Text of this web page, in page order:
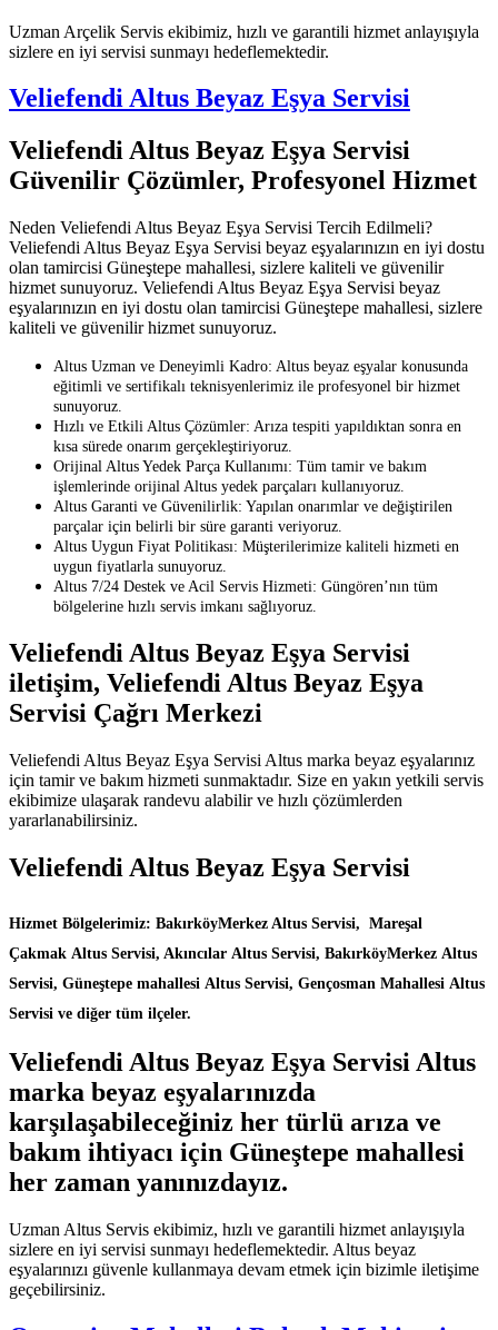
Uzman Arçelik Servis ekibimiz, hızlı ve garantili hizmet anlayışıyla
sizlere en iyi servisi sunmayı hedeflemektedir.
Veliefendi Altus Beyaz Eşya Servisi
Veliefendi Altus Beyaz Eşya Servisi
Güvenilir Çözümler, Profesyonel Hizmet
Neden Veliefendi Altus Beyaz Eşya Servisi Tercih Edilmeli?
Veliefendi Altus Beyaz Eşya Servisi beyaz eşyalarınızın en iyi dostu
olan tamircisi Güneştepe mahallesi, sizlere kaliteli ve güvenilir
hizmet sunuyoruz. Veliefendi Altus Beyaz Eşya Servisi beyaz
eşyalarınızın en iyi dostu olan tamircisi Güneştepe mahallesi, sizlere
kaliteli ve güvenilir hizmet sunuyoruz.
Altus Uzman ve Deneyimli Kadro: Altus beyaz eşyalar konusunda
eğitimli ve sertifikalı teknisyenlerimiz ile profesyonel bir hizmet
sunuyoruz.
Hızlı ve Etkili Altus Çözümler: Arıza tespiti yapıldıktan sonra en
kısa sürede onarım gerçekleştiriyoruz.
Orijinal Altus Yedek Parça Kullanımı: Tüm tamir ve bakım
işlemlerinde orijinal Altus yedek parçaları kullanıyoruz.
Altus Garanti ve Güvenilirlik: Yapılan onarımlar ve değiştirilen
parçalar için belirli bir süre garanti veriyoruz.
Altus Uygun Fiyat Politikası: Müşterilerimize kaliteli hizmeti en
uygun fiyatlarla sunuyoruz.
Altus 7/24 Destek ve Acil Servis Hizmeti: Güngören’nın tüm
bölgelerine hızlı servis imkanı sağlıyoruz.
Veliefendi Altus Beyaz Eşya Servisi
iletişim, Veliefendi Altus Beyaz Eşya
Servisi Çağrı Merkezi
Veliefendi Altus Beyaz Eşya Servisi Altus marka beyaz eşyalarınız
için tamir ve bakım hizmeti sunmaktadır. Size en yakın yetkili servis
ekibimize ulaşarak randevu alabilir ve hızlı çözümlerden
yararlanabilirsiniz.
Veliefendi Altus Beyaz Eşya Servisi
Hizmet Bölgelerimiz: BakırköyMerkez Altus Servisi, Mareşal
Çakmak Altus Servisi, Akıncılar Altus Servisi, BakırköyMerkez Altus
Servisi, Güneştepe mahallesi Altus Servisi, Gençosman Mahallesi Altus
Servisi ve diğer tüm ilçeler.
Veliefendi Altus Beyaz Eşya Servisi Altus
marka beyaz eşyalarınızda
karşılaşabileceğiniz her türlü arıza ve
bakım ihtiyacı için Güneştepe mahallesi
her zaman yanınızdayız.
Uzman Altus Servis ekibimiz, hızlı ve garantili hizmet anlayışıyla
sizlere en iyi servisi sunmayı hedeflemektedir. Altus beyaz
eşyalarınızı güvenle kullanmaya devam etmek için bizimle iletişime
geçebilirsiniz.